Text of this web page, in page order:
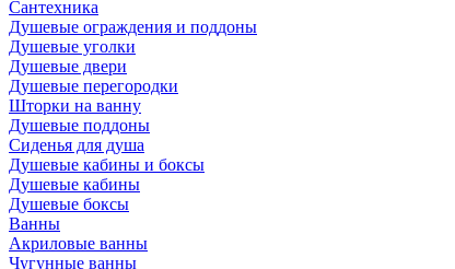
Сантехника
Душевые ограждения и поддоны
Душевые уголки
Душевые двери
Душевые перегородки
Шторки на ванну
Душевые поддоны
Сиденья для душа
Душевые кабины и боксы
Душевые кабины
Душевые боксы
Ванны
Акриловые ванны
Чугунные ванны